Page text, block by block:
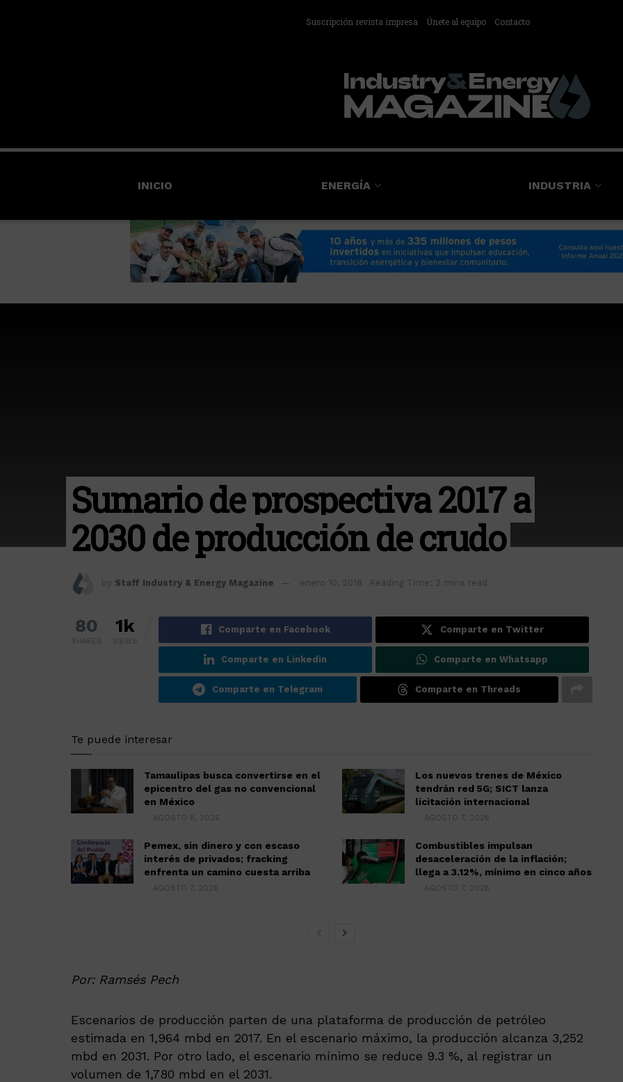
Suscripción revista impresa Únete al equipo Contacto
INICIO ENERGÍA INDUSTRIA
Sumario de prospectiva 2017 a
2030 de producción de crudo
by Staff Industry & Energy Magazine enero 10, 2018 Reading Time: 2 mins read
80
SHARES
1k
VIEWS
Comparte en Facebook Comparte en Twitter
Comparte en Linkedin Comparte en Whatsapp
Comparte en Telegram Comparte en Threads
Te puede interesar
Tamaulipas busca convertirse en el
epicentro del gas no convencional
en México
AGOSTO 8, 2026
Los nuevos trenes de México
tendrán red 5G; SICT lanza
licitación internacional
AGOSTO 7, 2026
Pemex, sin dinero y con escaso
interés de privados; fracking
enfrenta un camino cuesta arriba
AGOSTO 7, 2026
Combustibles impulsan
desaceleración de la inflación;
llega a 3.12%, mínimo en cinco años
AGOSTO 7, 2026
Por: Ramsés Pech
Escenarios de producción parten de una plataforma de producción de petróleo
estimada en 1,964 mbd en 2017. En el escenario máximo, la producción alcanza 3,252
mbd en 2031. Por otro lado, el escenario mínimo se reduce 9.3 %, al registrar un
volumen de 1,780 mbd en el 2031.